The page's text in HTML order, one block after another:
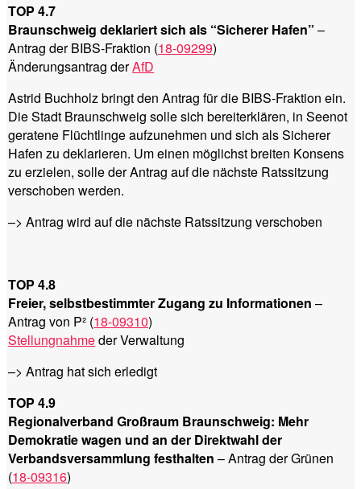
TOP 4.7
Braunschweig deklariert sich als “Sicherer Hafen” –
Antrag der BIBS-Fraktion (18-09299)
Änderungsantrag derAfD
Astrid Buchholz bringt den Antrag für die BIBS-Fraktion ein.
Die Stadt Braunschweig solle sich bereiterklären, in Seenot
geratene Flüchtlinge aufzunehmen und sich als Sicherer
Hafen zu deklarieren. Um einen möglichst breiten Konsens
zu erzielen, solle der Antrag auf die nächste Ratssitzung
verschoben werden.
–> Antrag wird auf die nächste Ratssitzung verschoben
TOP 4.8
Freier, selbstbestimmter Zugang zu Informationen –
Antrag von P² (18-09310)
Stellungnahmeder Verwaltung
–> Antrag hat sich erledigt
TOP 4.9
Regionalverband Großraum Braunschweig: Mehr
Demokratie wagen und an der Direktwahl der
Verbandsversammlung festhalten – Antrag der Grünen
(18-09316)